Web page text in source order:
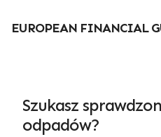
treści
EUROPEAN FINANCIAL
Szukasz
odpadów?